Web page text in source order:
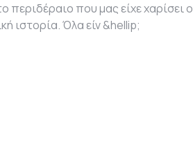
που μας είχε χαρίσει ο
ιστορία. Όλα είν &hellip;